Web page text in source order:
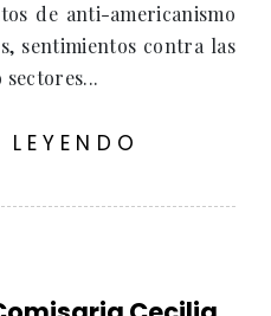
de anti-americanismo
sentimientos contra las